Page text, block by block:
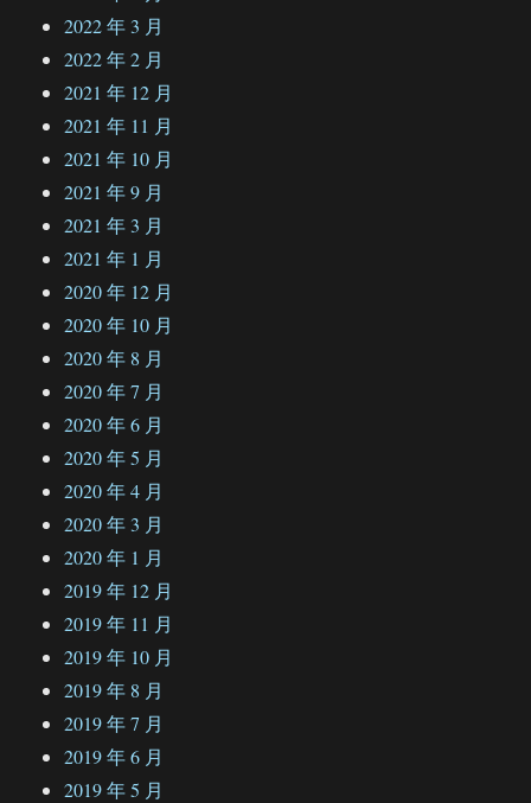
2022 年 3 月
2022 年 2 月
2021 年 12 月
2021 年 11 月
2021 年 10 月
2021 年 9 月
2021 年 3 月
2021 年 1 月
2020 年 12 月
2020 年 10 月
2020 年 8 月
2020 年 7 月
2020 年 6 月
2020 年 5 月
2020 年 4 月
2020 年 3 月
2020 年 1 月
2019 年 12 月
2019 年 11 月
2019 年 10 月
2019 年 8 月
2019 年 7 月
2019 年 6 月
2019 年 5 月